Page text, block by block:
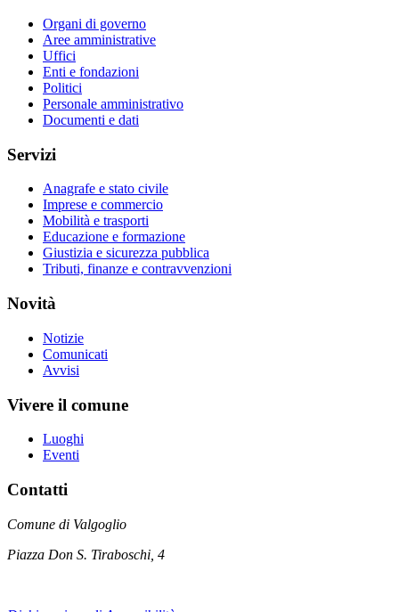
Organi di governo
Aree amministrative
Uffici
Enti e fondazioni
Politici
Personale amministrativo
Documenti e dati
Servizi
Anagrafe e stato civile
Imprese e commercio
Mobilità e trasporti
Educazione e formazione
Giustizia e sicurezza pubblica
Tributi, finanze e contravvenzioni
Novità
Notizie
Comunicati
Avvisi
Vivere il comune
Luoghi
Eventi
Contatti
Comune di Valgoglio
Piazza Don S. Tiraboschi, 4